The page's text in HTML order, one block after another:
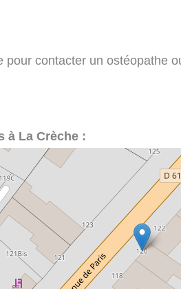
pour contacter un ostéopathe
à La Crèche :